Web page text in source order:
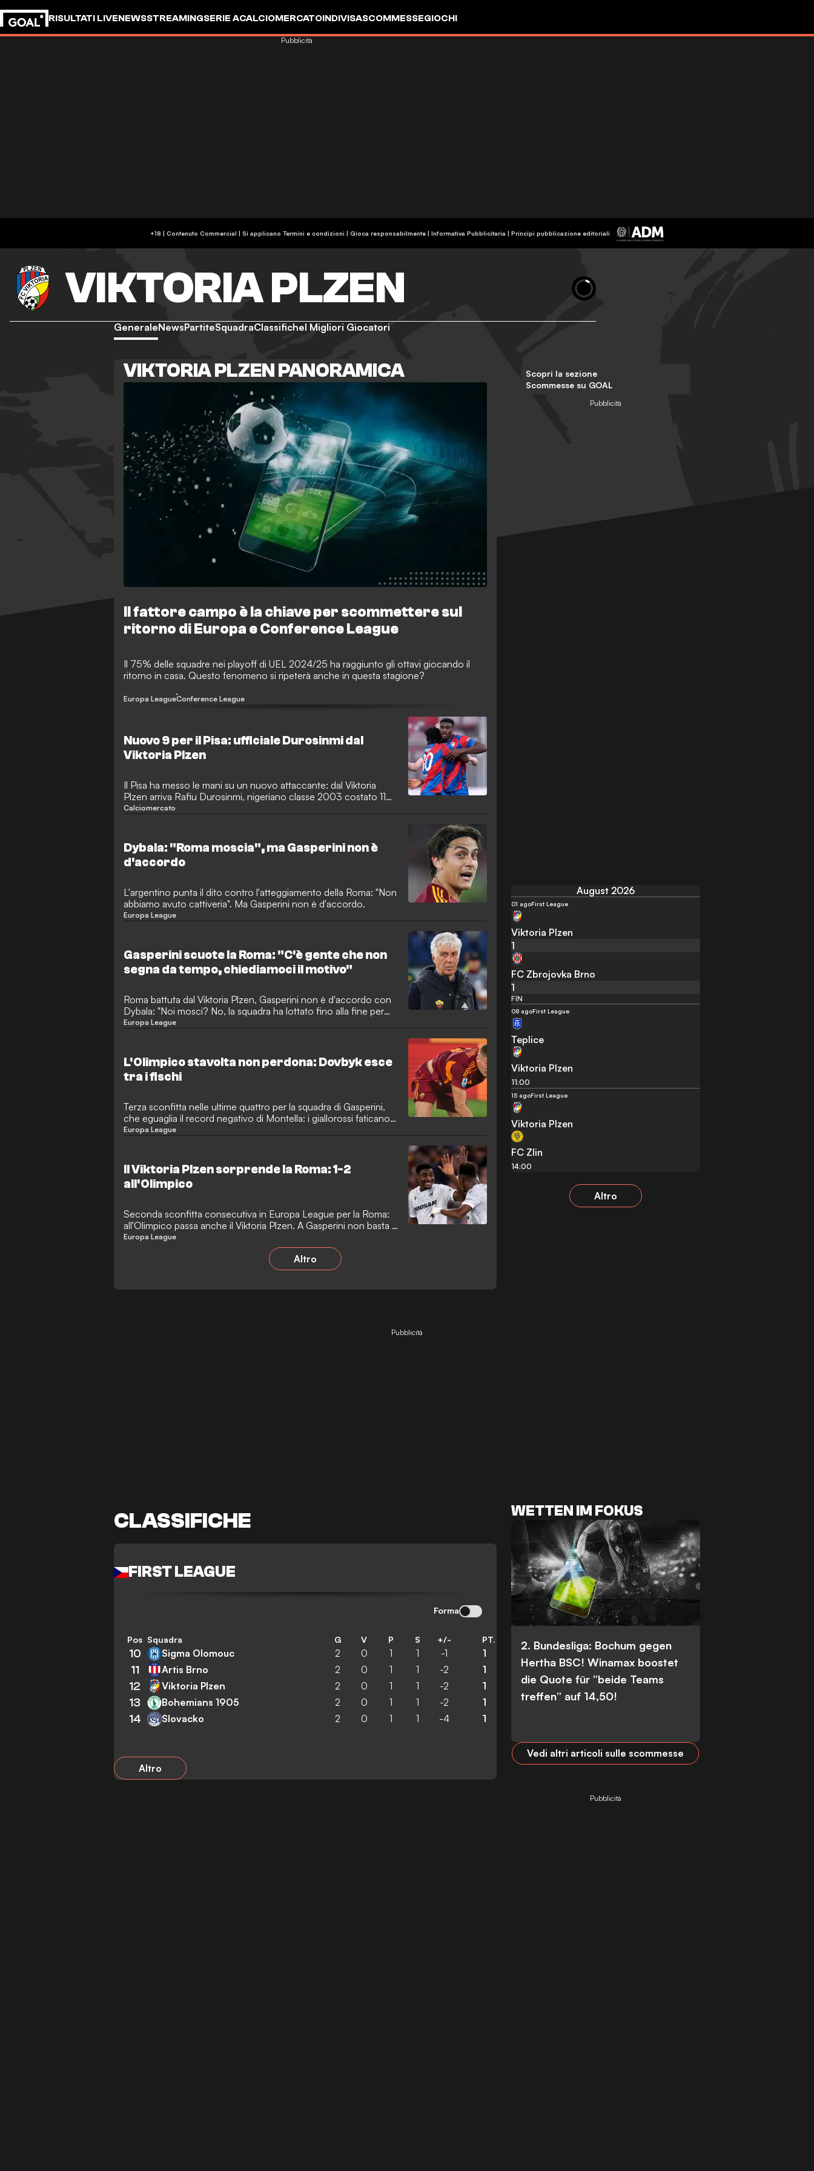
RISULTATI LIVENEWSSTREAMINGSERIE ACALCIOMERCATOINDIVISASCOMMESSEGIOCHI
+18 | Contenuto Commercial | Si applicano Termini e condizioni | Gioca responsabilmente| Informativa Pubblicitaria | Principi pubblicazione editoriali
Pubblicità
VIKTORIA PLZEN
GeneraleNewsPartiteSquadraClassificheI Migliori Giocatori
VIKTORIA PLZEN PANORAMICA
Il fattore campo è la chiave per scommettere sul
ritorno di Europa e Conference League
Il 75% delle squadre nei playoff di UEL 2024/25 ha raggiunto gli ottavi giocando il
ritorno in casa. Questo fenomeno si ripeterà anche in questa stagione?
Europa LeagueConference League
Nuovo 9 per il Pisa: ufficiale Durosinmi dal
Viktoria Plzen
Il Pisa ha messo le mani su un nuovo attaccante: dal Viktoria
Plzen arriva Rafiu Durosinmi, nigeriano classe 2003 costato 11
milioni tra parte fissa e bonus.
Calciomercato
Dybala: "Roma moscia", ma Gasperini non è
d'accordo
L'argentino punta il dito contro l'atteggiamento della Roma: "Non
abbiamo avuto cattiveria". Ma Gasperini non è d'accordo.
Europa League
Gasperini scuote la Roma: "C'è gente che non
segna da tempo, chiediamoci il motivo"
Roma battuta dal Viktoria Plzen, Gasperini non è d'accordo con
Dybala: "Noi mosci? No, la squadra ha lottato fino alla fine per
pareggiare".
Europa League
L'Olimpico stavolta non perdona: Dovbyk esce
tra i fischi
Terza sconfitta nelle ultime quattro per la squadra di Gasperini,
che eguaglia il record negativo di Montella: i giallorossi faticano a
trovare goal e conferme dal suo centravanti.
Europa League
Il Viktoria Plzen sorprende la Roma: 1-2
all'Olimpico
Seconda sconfitta consecutiva in Europa League per la Roma:
all'Olimpico passa anche il Viktoria Plzen. A Gasperini non basta il
rigore di Dybala.
Europa League
Altro
Pubblicità
August 2026
01 agoFirst League
Viktoria Plzen
1
FC Zbrojovka Brno
1
FIN
08 agoFirst League
Teplice
Viktoria Plzen
11:00
15 agoFirst League
Viktoria Plzen
FC Zlin
14:00
Altro
Scopri la sezione
Scommesse su GOAL
Pubblicità
Pubblicità
CLASSIFICHE
FIRST LEAGUE
Forma
Pos Squadra G V P S +/- PT.
10 Sigma Olomouc 2 0 1 1 -1 1
11 Artis Brno 2 0 1 1 -2 1
12 Viktoria Plzen 2 0 1 1 -2 1
13 Bohemians 1905 2 0 1 1 -2 1
14 Slovacko 2 0 1 1 -4 1
Altro
WETTEN IM FOKUS
2. Bundesliga: Bochum gegen
Hertha BSC! Winamax boostet
die Quote für “beide Teams
treffen” auf 14,50!
Vedi altri articoli sulle scommesse